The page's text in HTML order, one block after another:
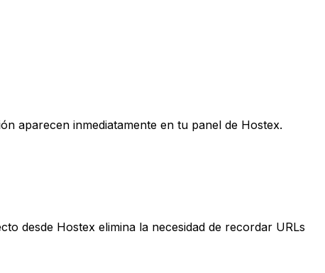
aparecen inmediatamente en tu panel de Hostex.
desde Hostex elimina la necesidad de recordar URLs